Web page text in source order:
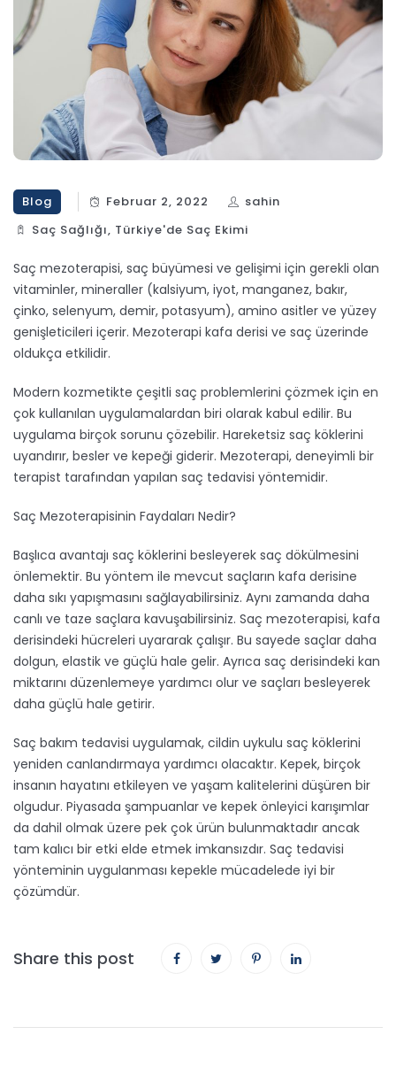
Blog Februar 2, 2022
sahin
Saç Sağlığı, Türkiye'de Saç Ekimi
Saç mezoterapisi, saç büyümesi ve gelişimi için gerekli olan
vitaminler, mineraller (kalsiyum, iyot, manganez, bakır,
çinko, selenyum, demir, potasyum), amino asitler ve yüzey
genişleticileri içerir. Mezoterapi kafa derisi ve saç üzerinde
oldukça etkilidir.
Modern kozmetikte çeşitli saç problemlerini çözmek için en
çok kullanılan uygulamalardan biri olarak kabul edilir. Bu
uygulama birçok sorunu çözebilir. Hareketsiz saç köklerini
uyandırır, besler ve kepeği giderir. Mezoterapi, deneyimli bir
terapist tarafından yapılan saç tedavisi yöntemidir.
Saç Mezoterapisinin Faydaları Nedir?
Başlıca avantajı saç köklerini besleyerek saç dökülmesini
önlemektir. Bu yöntem ile mevcut saçların kafa derisine
daha sıkı yapışmasını sağlayabilirsiniz. Aynı zamanda daha
canlı ve taze saçlara kavuşabilirsiniz. Saç mezoterapisi, kafa
derisindeki hücreleri uyararak çalışır. Bu sayede saçlar daha
dolgun, elastik ve güçlü hale gelir. Ayrıca saç derisindeki kan
miktarını düzenlemeye yardımcı olur ve saçları besleyerek
daha güçlü hale getirir.
Saç bakım tedavisi uygulamak, cildin uykulu saç köklerini
yeniden canlandırmaya yardımcı olacaktır. Kepek, birçok
insanın hayatını etkileyen ve yaşam kalitelerini düşüren bir
olgudur. Piyasada şampuanlar ve kepek önleyici karışımlar
da dahil olmak üzere pek çok ürün bulunmaktadır ancak
tam kalıcı bir etki elde etmek imkansızdır. Saç tedavisi
yönteminin uygulanması kepekle mücadelede iyi bir
çözümdür.
Share this post